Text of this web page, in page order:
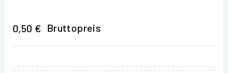
0,50 € Bruttopreis